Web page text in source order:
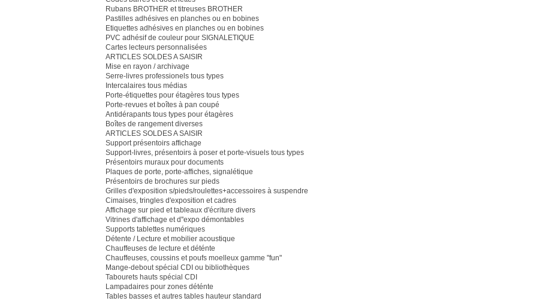
Rubans BROTHER et titreuses BROTHER
Pastilles adhésives en planches ou en bobines
Etiquettes adhésives en planches ou en bobines
PVC adhésif de couleur pour SIGNALETIQUE
Cartes lecteurs personnalisées
ARTICLES SOLDES A SAISIR
Mise en rayon / archivage
Serre-livres professionels tous types
Intercalaires tous médias
Porte-étiquettes pour étagères tous types
Porte-revues et boîtes à pan coupé
Antidérapants tous types pour étagères
Boîtes de rangement diverses
ARTICLES SOLDES A SAISIR
Support présentoirs affichage
Support-livres, présentoirs à poser et porte-visuels tous types
Présentoirs muraux pour documents
Plaques de porte, porte-affiches, signalétique
Présentoirs de brochures sur pieds
Grilles d'exposition s/pieds/roulettes+accessoires à suspendre
Cimaises, tringles d'exposition et cadres
Affichage sur pied et tableaux d'écriture divers
Vitrines d'affichage et d''expo démontables
Supports tablettes numériques
Détente / Lecture et mobilier acoustique
Chauffeuses de lecture et déténte
Chauffeuses, coussins et poufs moelleux gamme "fun"
Mange-debout spécial CDI ou bibliothèques
Tabourets hauts spécial CDI
Lampadaires pour zones déténte
Tables basses et autres tables hauteur standard